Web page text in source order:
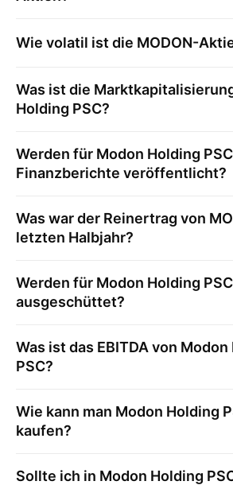
Wie volatil ist die MODON-
Was ist die
Holding PSC?
Werden für Modon Holding PSC
Finanzberichte veröffentlicht?
Was war der Reinertrag von
letzten Halbjahr?
Werden für Modon Holding PSC
ausgeschüttet?
Was ist das EBITDA von Modon
PSC?
Wie kann man Modon Holding
kaufen?
Sollte ich in Modon Holding